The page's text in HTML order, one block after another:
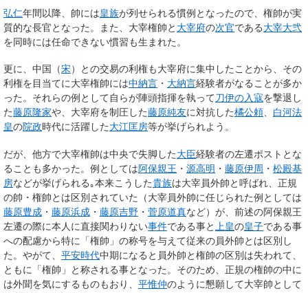
弘仁年間以降、帥には皇族が列せられる慣例となったので、権帥が実
質的な長官となった。また、大宰権帥と 大宰府の次官である大宰大弐
を同時には任命できない慣習も生まれた。
更に、中国（宋）との交易の利権も大宰府に集中したことから、その
利権を目当てに大宰権帥には中納言 ・ 大納言経験者がなることが多か
った。それらの例として自らが陣頭指揮を執って刀伊の入寇を撃退し
た藤原隆家や、大宰府を制圧した藤原純友に対抗した橘公頼、 白河法
皇の院政時代に活躍した大江匡房等が挙げられよう。
だが、他方で大宰権帥は中央で失脚した大臣経験者の左遷ポストとな
ることも多かった。例としては阿保親王 ・ 源高明 ・ 藤原伊周 ・ 松殿基
房などが挙げられる｡本来こうした貴族は大宰員外帥と呼ばれ、正規
の帥・権帥とは区別されていた（大宰員外帥に任じられた例としては
藤原豊成 ・ 藤原浜成 ・ 藤原吉野 ・ 菅原道真など）が、前述の阿保親王
左遷の際に本人に直接関わりない事件である事と 上皇の皇子である事
への配慮から特に「権帥 」の称号を与えて従来の員外帥とは区別し
た。やがて、 平安時代中期になると員外帥と権帥の区別は失われて、
ともに「権帥」と称される事となった。そのため、正規の権帥の中に
は外聞を気にするものもおり、 平惟仲のように懇願して大宰帥として